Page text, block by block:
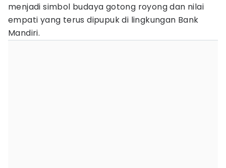
menjadi simbol budaya gotong royong dan nilai
empati yang terus dipupuk di lingkungan Bank
Mandiri.